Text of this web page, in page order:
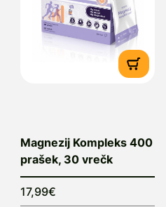
Magnezij Kompleks 400
prašek, 30 vrečk
17,99€